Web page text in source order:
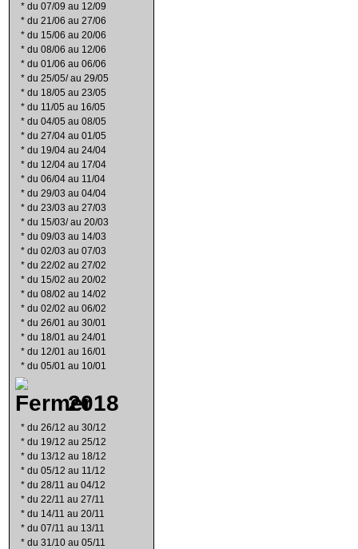
* du 07/09 au 12/09
* du 21/06 au 27/06
* du 15/06 au 20/06
* du 08/06 au 12/06
* du 01/06 au 06/06
* du 25/05/ au 29/05
* du 18/05 au 23/05
* du 11/05 au 16/05
* du 04/05 au 08/05
* du 27/04 au 01/05
* du 19/04 au 24/04
* du 12/04 au 17/04
* du 06/04 au 11/04
* du 29/03 au 04/04
* du 23/03 au 27/03
* du 15/03/ au 20/03
* du 09/03 au 14/03
* du 02/03 au 07/03
* du 22/02 au 27/02
* du 15/02 au 20/02
* du 08/02 au 14/02
* du 02/02 au 06/02
* du 26/01 au 30/01
* du 18/01 au 24/01
* du 12/01 au 16/01
* du 05/01 au 10/01
2018
* du 26/12 au 30/12
* du 19/12 au 25/12
* du 13/12 au 18/12
* du 05/12 au 11/12
* du 28/11 au 04/12
* du 22/11 au 27/11
* du 14/11 au 20/11
* du 07/11 au 13/11
* du 31/10 au 05/11